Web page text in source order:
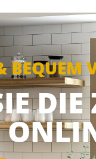
BEQUEM